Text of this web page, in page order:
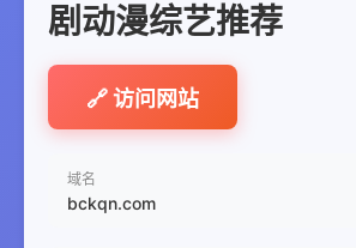
剧动漫综艺推荐
🔗 访问网站
域名
bckqn.com